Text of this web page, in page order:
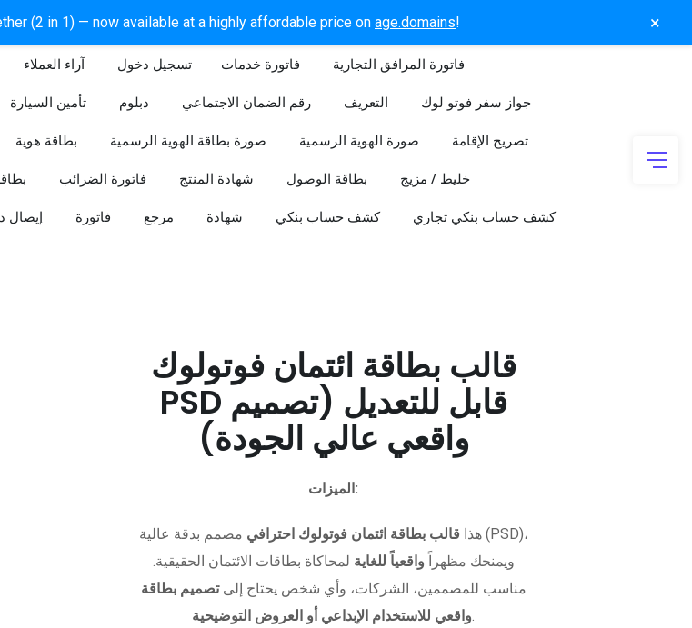
(2 in 1) — now available at a highly affordable price on age.domains! ×
آراء العملاء تسجيل دخول​ فاتورة خدمات فاتورة المرافق التجارية
تأمين السيارة دبلوم رقم الضمان الاجتماعي التعريف جواز سفر فوتو لوك
بطاقة هوية صورة بطاقة الهوية الرسمية صورة الهوية الرسمية تصريح الإقامة
فاتورة الضرائب شهادة المنتج بطاقة الوصول خليط / مزيج
إيصال فاتورة مرجع شهادة كشف حساب بنكي كشف حساب بنكي تجاري
قالب بطاقة ائتمان فوتولوك
PSD قابل للتعديل (تصميم
واقعي عالي الجودة)
الميزات:
هذا قالب بطاقة ائتمان فوتولوك احترافي مصمم بدقة عالية (PSD)،
ويمنحك مظهراً واقعياً للغاية لمحاكاة بطاقات الائتمان الحقيقية.
مناسب للمصممين، الشركات، وأي شخص يحتاج إلىتصميم بطاقة
واقعي للاستخدام الإبداعي أو العروض التوضيحية.